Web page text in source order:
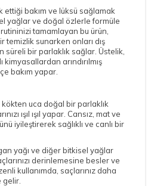
ettiği bakım ve lüksü sağlamak
yağlar ve doğal özlerle formüle
tamamlayan bu ürün,
temizlik sunarken onları dış
süreli bir parlaklık sağlar. Üstelik,
arındırılmış
bakım yapar.
kökten uca doğal bir parlaklık
ışıl ışıl yapar. Cansız, mat ve
iyileştirerek sağlıklı ve canlı bir
yağı ve diğer bitkisel yağlar
derinlemesine besler ve
kullanımda, saçlarınız daha
gelir.